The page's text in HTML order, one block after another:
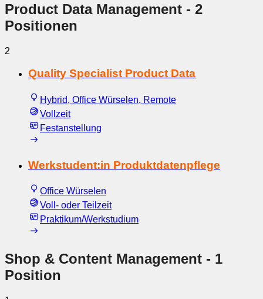
Product Data Management - 2
Positionen
2
Quality Specialist Product Data
Hybrid, Office Würselen, Remote
Vollzeit
Festanstellung
Werkstudent:in Produktdatenpflege
Office Würselen
Voll- oder Teilzeit
Praktikum/Werkstudium
Shop & Content Management - 1
Position